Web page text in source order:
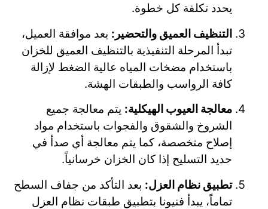
يحدد تكلفة كل خطوة.
التنظيف العميق والتحضير: بعد موافقة العميل،
تبدأ المرحلة التنفيذية بالتنظيف العميق للخزان
باستخدام مضخات المياه عالية الضغط لإزالة
كافة الرواسب والطبقات الهشة.
معالجة العيوب الهيكلية: يتم معالجة جميع
الشروخ والشقوق والفجوات باستخدام مواد
إصلاح متخصصة، كما يتم معالجة أي صدأ في
حديد التسليح إذا كان الخزان خرسانياً.
تطبيق نظام العزل: بعد التأكد من جفاف السطح
تماماً، يبدأ فنيونا بتطبيق طبقات نظام العزل